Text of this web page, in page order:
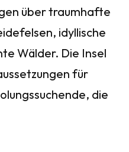
über traumhafte
idyllische
Wälder. Die Insel
für
die